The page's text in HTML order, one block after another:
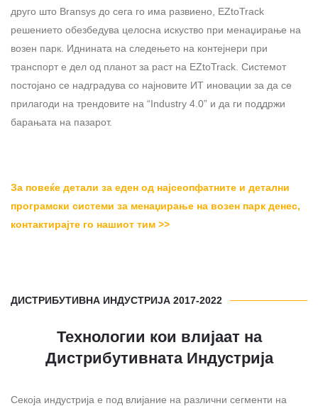
друго што Bransys до сега го има развиено, EZtoTrack
решението обезбедува целосна искуство при менаџирање на
возен парк. Иднината на следењето на контејнери при
транспорт е дел од планот за раст на EZtoTrack. Системот
постојано се надградува со најновите ИТ иновации за да се
прилагоди на трендовите на “Industry 4.0” и да ги поддржи
барањата на пазарот.
За повеќе детали за еден од најсеопфатните и детални
програмски системи за менаџирање на возен парк денес,
контактирајте го нашиот тим >>
ДИСТРИБУТИВНА ИНДУСТРИЈА 2017-2022
Технологии кои влијаат на
Дистрибутивната Индустрија
Секоја индустрија е под влијание на различни сегменти на